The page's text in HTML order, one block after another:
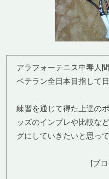
アラフォーテニス中毒人
ベテラン全日本目指して日
練習を通じて得た上達の
ッズのインプレや比較な
グにしていきたいと思って
[ブ